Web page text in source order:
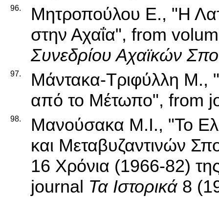
96.
Μητροπούλου Ε., "Η
στην Αχαΐα", from
Συνεδρίου Αχαϊκών
97.
Μάντακα-Τριφύλλη Μ.,
από το Μέτωπο", from
98.
Μανούσακα Μ.Ι., "Το
και Μεταβυζαντινών
16 Χρόνια (1966-82)
journal Τα Ιστορικά8